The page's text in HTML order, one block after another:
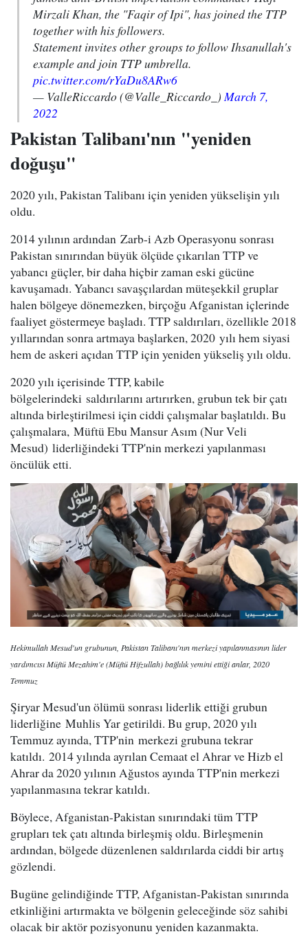
Mirzali Khan, the "Faqir of Ipi", has joined the TTP
together with his followers.
Statement invites other groups to follow Ihsanullah's
example and join TTP umbrella.
pic.twitter.com/rYaDu8ARw6
— ValleRiccardo (@Valle_Riccardo_)March 7,
2022
Pakistan Talibanı'nın "yeniden
doğuşu"
2020 yılı, Pakistan Talibanı için yeniden yükselişin yılı
oldu.
2014 yılının ardından Zarb-i Azb Operasyonu sonrası
Pakistan sınırından büyük ölçüde çıkarılan TTP ve
yabancı güçler, bir daha hiçbir zaman eski gücüne
kavuşamadı. Yabancı savaşçılardan müteşekkil gruplar
halen bölgeye dönemezken, birçoğu Afganistan içlerinde
faaliyet göstermeye başladı. TTP saldırıları, özellikle 2018
yıllarından sonra artmaya başlarken, 2020 yılı hem siyasi
hem de askeri açıdan TTP için yeniden yükseliş yılı oldu.
2020 yılı içerisinde TTP, kabile
bölgelerindeki saldırılarını artırırken, grubun tek bir çatı
altında birleştirilmesi için ciddi çalışmalar başlatıldı. Bu
çalışmalara, Müftü Ebu Mansur Asım (Nur Veli
Mesud) liderliğindeki TTP'nin merkezi yapılanması
öncülük etti.
Hekimullah Mesud'un grubunun, Pakistan Talibanı'nın merkezi yapılanmasının lider
yardımcısı Müftü Mezahim'e (Müftü Hifzullah) bağlılık yemini ettiği anlar, 2020
Temmuz
Şiryar Mesud'un ölümü sonrası liderlik ettiği grubun
liderliğine Muhlis Yar getirildi. Bu grup, 2020 yılı
Temmuz ayında, TTP'nin merkezi grubuna tekrar
katıldı. 2014 yılında ayrılan Cemaat el Ahrar ve Hizb el
Ahrar da 2020 yılının Ağustos ayında TTP'nin merkezi
yapılanmasına tekrar katıldı.
Böylece, Afganistan-Pakistan sınırındaki tüm TTP
grupları tek çatı altında birleşmiş oldu. Birleşmenin
ardından, bölgede düzenlenen saldırılarda ciddi bir artış
gözlendi.
Bugüne gelindiğinde TTP, Afganistan-Pakistan sınırında
etkinliğini artırmakta ve bölgenin geleceğinde söz sahibi
olacak bir aktör pozisyonunu yeniden kazanmakta.